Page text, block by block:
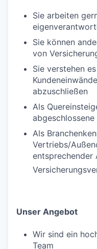
Sie arbeiten
Sie können
von
Sie verstehen
abzuschließen
Als
Als
Vertriebs/
entsprechender
Unser Angebot
Wir sind ein
Team